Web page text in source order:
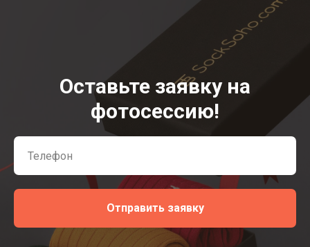
Оставьте заявку на
фотосессию!
Отправить заявку